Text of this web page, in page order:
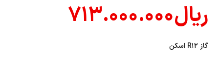
ریال۷۱۳.۰۰۰.۰۰۰
گاز R۱۲ اسکن